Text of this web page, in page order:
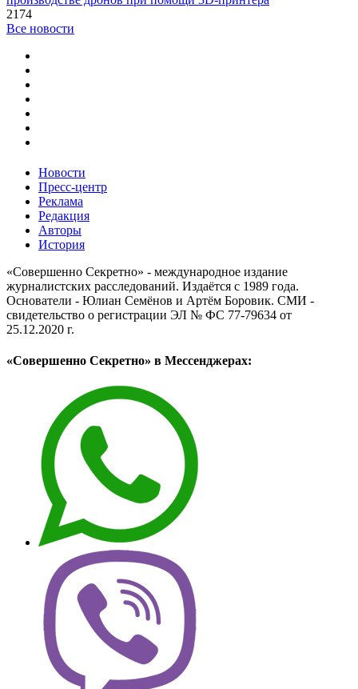
2174
Все новости
Новости
Пресс-центр
Реклама
Редакция
Авторы
История
«Совершенно Секретно» - международное издание
журналистских расследований. Издаётся с 1989 года.
Основатели - Юлиан Семёнов и Артём Боровик. CМИ -
свидетельство о регистрации ЭЛ № ФС 77-79634 от
25.12.2020 г.
«Совершенно Секретно» в Мессенджерах: